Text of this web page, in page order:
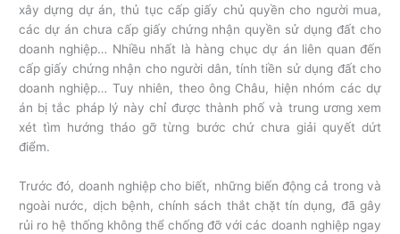
xây dựng dự án, thủ tục cấp giấy chủ quyền cho người mua,
các dự án chưa cấp giấy chứng nhận quyền sử dụng đất cho
doanh nghiệp… Nhiều nhất là hàng chục dự án liên quan đến
cấp giấy chứng nhận cho người dân, tính tiền sử dụng đất cho
doanh nghiệp… Tuy nhiên, theo ông Châu, hiện nhóm các dự
án bị tắc pháp lý này chỉ được thành phố và trung ương xem
xét tìm hướng tháo gỡ từng bước chứ chưa giải quyết dứt
điểm.
Trước đó, doanh nghiệp cho biết, những biến động cả trong và
ngoài nước, dịch bệnh, chính sách thắt chặt tín dụng, đã gây
rủi ro hệ thống không thể chống đỡ với các doanh nghiệp ngay